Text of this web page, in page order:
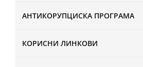
АНТИКОРУПЦИСКА ПРОГРАМА
КОРИСНИ ЛИНКОВИ